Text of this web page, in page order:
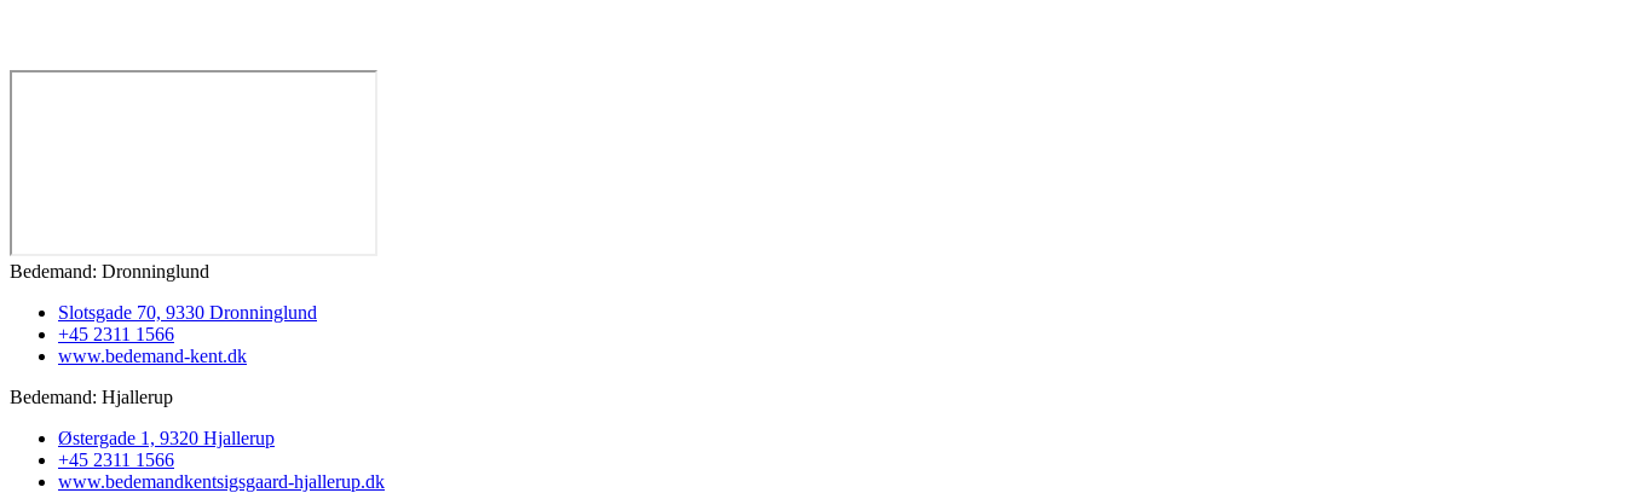
Bedemand: Dronninglund
Slotsgade 70, 9330 Dronninglund
+45 2311 1566
www.bedemand-kent.dk
Bedemand: Hjallerup
Østergade 1, 9320 Hjallerup
+45 2311 1566
www.bedemandkentsigsgaard-hjallerup.dk